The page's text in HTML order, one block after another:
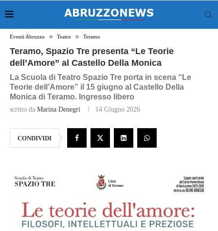
Eventi Abruzzo Teatro Teramo
Teramo, Spazio Tre presenta “Le Teorie
dell’Amore” al Castello Della Monica
La Scuola di Teatro Spazio Tre porta in scena “Le
Teorie dell’Amore” il 15 giugno al Castello Della
Monica di Teramo. Ingresso libero
scritto da Marina Denegri 14 Giugno 2026
CONDIVIDI